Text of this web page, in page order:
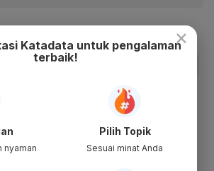
Thohir #BUMN
×
Katadata untuk pengalaman
terbaik!
nyaman
Pilih Topik
Sesuai minat Anda